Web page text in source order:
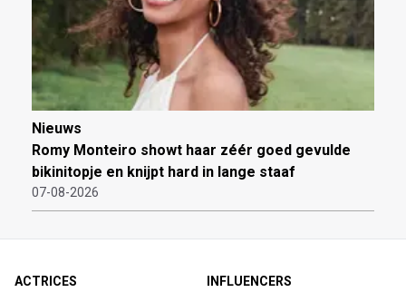
Nieuws
Romy Monteiro showt haar zéér goed gevulde
bikinitopje en knijpt hard in lange staaf
07-08-2026
ACTRICES
INFLUENCERS